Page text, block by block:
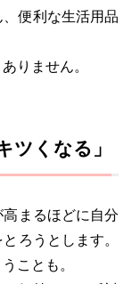
便利な生活用品
りません。
ツくなる」
まるほどに自分
ろうとします。
ことも。